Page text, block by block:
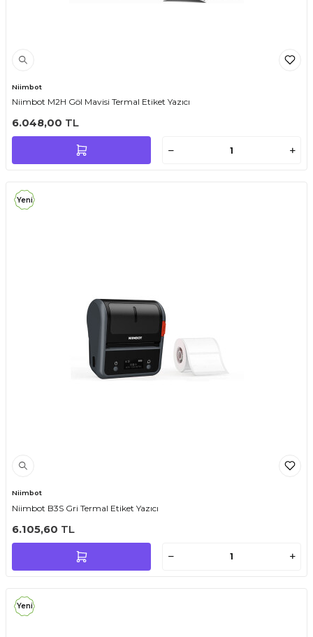
Niimbot
Niimbot M2H Göl Mavisi Termal Etiket Yazıcı
6.048,00 TL
Yeni
Niimbot
Niimbot B3S Gri Termal Etiket Yazıcı
6.105,60 TL
Yeni